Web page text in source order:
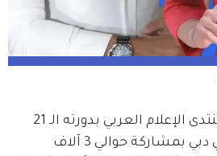
اليوم في مدينة جميرا في دبي بمشاركة حوالي 3 آلاف